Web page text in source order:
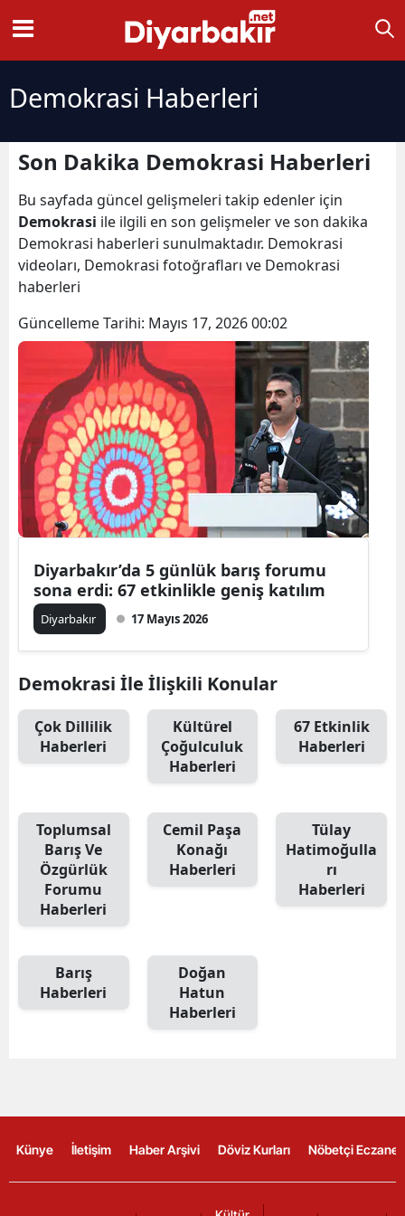
Demokrasi Haberleri
Son Dakika Demokrasi Haberleri
Bu sayfada güncel gelişmeleri takip edenler için
Demokrasi ile ilgili en son gelişmeler ve son dakika
Demokrasi haberleri sunulmaktadır. Demokrasi
videoları, Demokrasi fotoğrafları ve Demokrasi
haberleri
Güncelleme Tarihi: Mayıs 17, 2026 00:02
Diyarbakır’da 5 günlük barış forumu
sona erdi: 67 etkinlikle geniş katılım
Diyarbakır 17 Mayıs 2026
Demokrasi İle İlişkili Konular
Çok Dillilik
Haberleri
Kültürel
Çoğulculuk
Haberleri
67 Etkinlik
Haberleri
Toplumsal
Barış Ve
Özgürlük
Forumu
Haberleri
Cemil Paşa
Konağı
Haberleri
Tülay
Hatimoğulla
rı
Haberleri
Barış
Haberleri
Doğan
Hatun
Haberleri
Künye İletişim Haber Arşivi Döviz Kurları Nöbetçi